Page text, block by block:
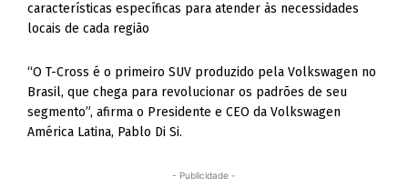
características específicas para atender às necessidades
locais de cada região
“O T-Cross é o primeiro SUV produzido pela Volkswagen no
Brasil, que chega para revolucionar os padrões de seu
segmento”, afirma o Presidente e CEO da Volkswagen
América Latina, Pablo Di Si.
- Publicidade -